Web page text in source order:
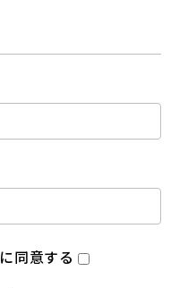
に同意する